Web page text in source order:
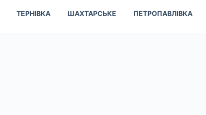
ТЕРНІВКА ШАХТАРСЬКЕ ПЕТРОПАВЛІВКА